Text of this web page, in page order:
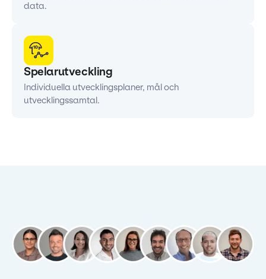
data.
Spelarutveckling
Individuella utvecklingsplaner, mål och
utvecklingssamtal.